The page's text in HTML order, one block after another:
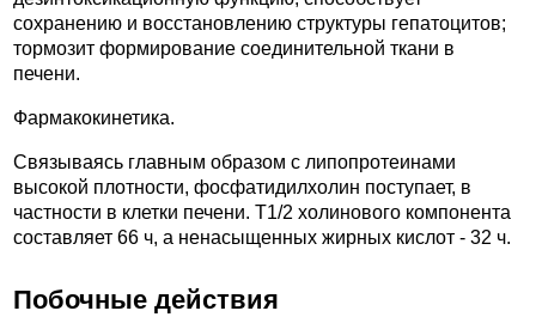
сохранению и восстановлению структуры гепатоцитов;
тормозит формирование соединительной ткани в
печени.
Фармакокинетика.
Связываясь главным образом с липопротеинами
высокой плотности, фосфатидилхолин поступает, в
частности в клетки печени. T1/2 холинового компонента
составляет 66 ч, а ненасыщенных жирных кислот - 32 ч.
Побочные действия